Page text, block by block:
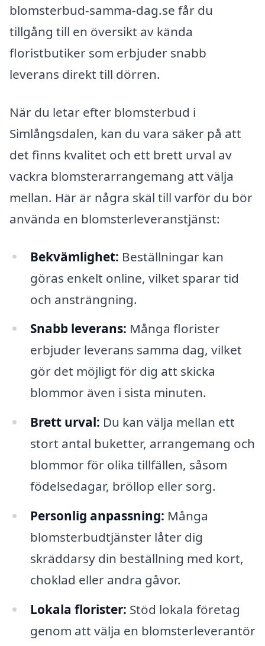
blomsterbud-samma-dag.se får du
tillgång till en översikt av kända
floristbutiker som erbjuder snabb
leverans direkt till dörren.
När du letar efter blomsterbud i
Simlångsdalen, kan du vara säker på att
det finns kvalitet och ett brett urval av
vackra blomsterarrangemang att välja
mellan. Här är några skäl till varför du bör
använda en blomsterleveranstjänst:
Bekvämlighet: Beställningar kan
göras enkelt online, vilket sparar tid
och ansträngning.
Snabb leverans: Många florister
erbjuder leverans samma dag, vilket
gör det möjligt för dig att skicka
blommor även i sista minuten.
Brett urval: Du kan välja mellan ett
stort antal buketter, arrangemang och
blommor för olika tillfällen, såsom
födelsedagar, bröllop eller sorg.
Personlig anpassning: Många
blomsterbudtjänster låter dig
skräddarsy din beställning med kort,
choklad eller andra gåvor.
Lokala florister: Stöd lokala företag
genom att välja en blomsterleverantör